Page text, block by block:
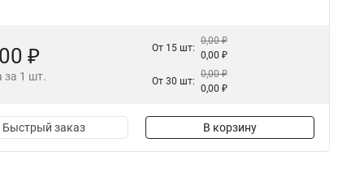
₽
за 1 шт.
От 15 шт:
0,00 ₽
0,00 ₽
От 30 шт:
0,00 ₽
0,00 ₽
Быстрый заказ В корзину